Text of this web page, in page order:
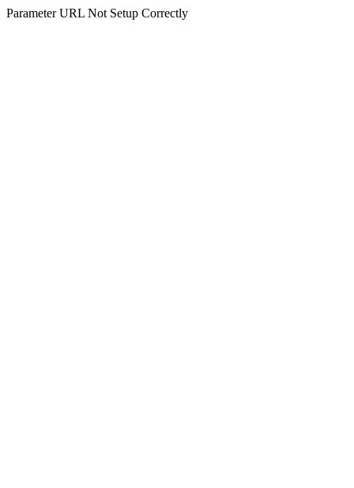
Parameter URL Not Setup Correctly